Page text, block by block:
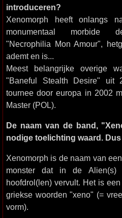
introduceren?
Xenomorph heeft onlangs
monumentaal morbide
"Necrophilia Mon Amour",
ademt en is...
Meest belangrijke overige
"Baneful Stealth Desire" uit
tournee door europa in 2002
Master (POL).
De naam van de band,
nodige toelichting waard.
Xenomorph is de naam van
monster dat in de Alien(s)
hoofdrol(len) vervult. Het is
griekse woorden "xeno" (=
vorm).